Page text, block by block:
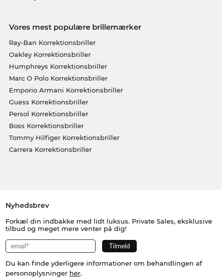
Vores mest populære brillemærker
Ray-Ban Korrektionsbriller
Oakley Korrektionsbriller
Humphreys Korrektionsbriller
Marc O Polo Korrektionsbriller
Emporio Armani Korrektionsbriller
Guess Korrektionsbriller
Persol Korrektionsbriller
Boss Korrektionsbriller
Tommy Hilfiger Korrektionsbriller
Carrera Korrektionsbriller
Nyhedsbrev
Forkæl din indbakke med lidt luksus. Private Sales, eksklusive
tilbud og meget mere venter på dig!
Du kan finde yderligere informationer om behandlingen af
personoplysninger her.